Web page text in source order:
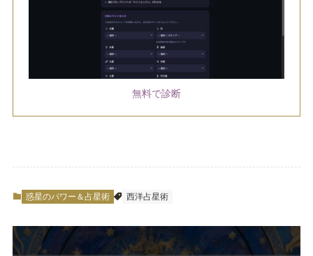
無料で診断
惑星のパワー＆占星術 西洋占星術